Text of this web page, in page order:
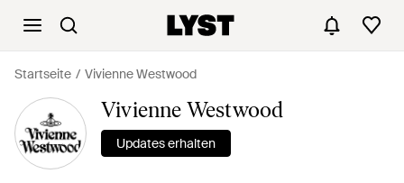
Startseite Vivienne Westwood
Vivienne Westwood
Updates erhalten